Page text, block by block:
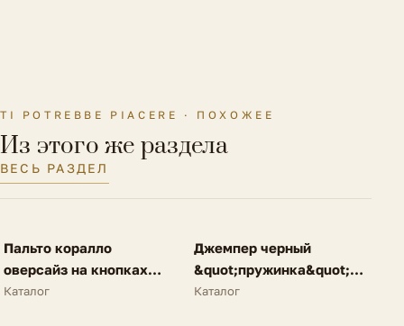
Материал стельки
Полнота обуви
TI POTREBBE PIACERE · ПОХОЖЕЕ
Из этого же раздела
ВЕСЬ РАЗДЕЛ
SALE
FV
Пальто коралло
оверсайз на кнопках
A62
Каталог
NEW
FV
Джемпер черный
&quot;пружинка&quot;
N25
Каталог